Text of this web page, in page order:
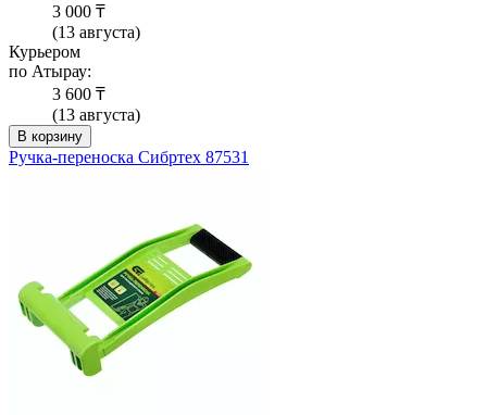
3 000 ₸
(13 августа)
Курьером
по Атырау:
3 600 ₸
(13 августа)
В корзину
Ручка-переноска Сибртех 87531